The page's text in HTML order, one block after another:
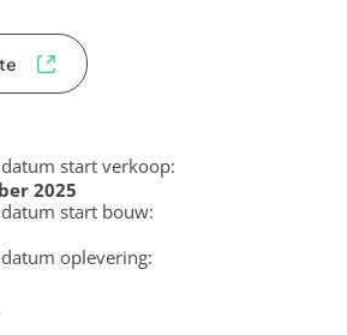
start verkoop:
2025
start bouw:
oplevering: